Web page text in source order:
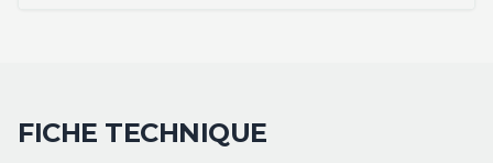
FICHE TECHNIQUE